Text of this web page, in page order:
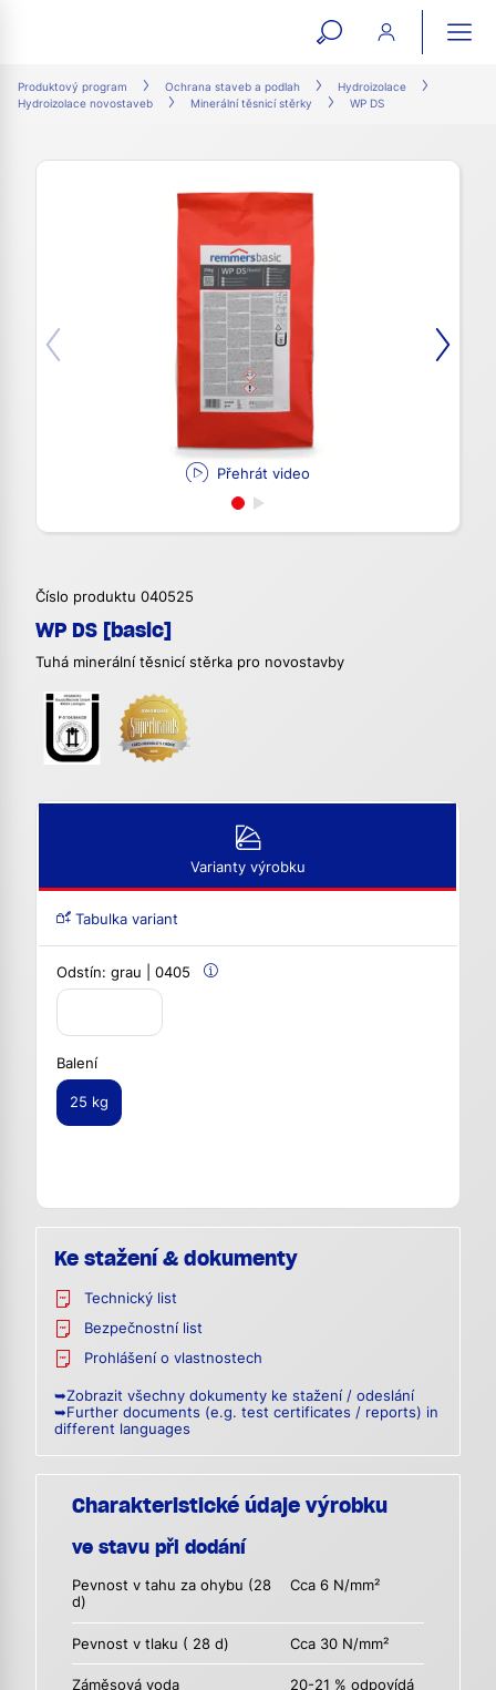
open
search
Produktový program Ochrana staveb a podlah
Hydroizolace
Hydroizolace novostaveb
Minerální těsnicí stěrky WP DS
Přehrát video
Číslo produktu 040525
WP DS [basic]
Tuhá minerální těsnicí stěrka pro novostavby
Varianty výrobku
Tabulka variant
Odstín: grau | 0405
Balení
25 kg
Ke stažení & dokumenty
Technický list
Bezpečnostní list
Prohlášení o vlastnostech
➥Zobrazit všechny dokumenty ke stažení / odeslání
➥Further documents (e.g. test certificates / reports) in
different languages
Charakteristické údaje výrobku
ve stavu při dodání
Pevnost v tahu za ohybu (28
d)
Cca 6 N/mm²
Pevnost v tlaku ( 28 d) Cca 30 N/mm²
Záměsová voda
20-21 % odpovídá